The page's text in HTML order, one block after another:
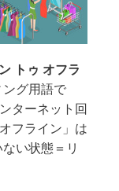
トゥ オフラ
ング用語で
ターネット回
フライン」は
い状態＝リ